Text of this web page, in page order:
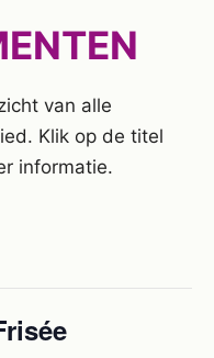
van alle
Klik op de titel
informatie.